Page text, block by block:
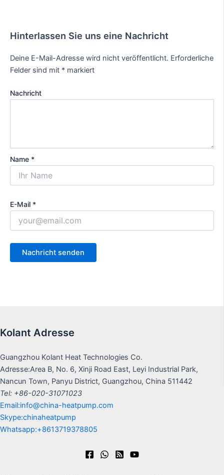
Hinterlassen Sie uns eine Nachricht
Deine E-Mail-Adresse wird nicht veröffentlicht. Erforderliche
Felder sind mit * markiert
Nachricht
Name *
E-Mail *
Kolant Adresse
Guangzhou Kolant Heat Technologies Co.
Adresse:Area B, No. 6, Xinji Road East, Leyi Industrial Park,
Nancun Town, Panyu District, Guangzhou, China 511442
Tel: +86-020-31071023
Email:info@china-heatpump.com
Skype:chinaheatpump
Whatsapp:+8613719378805